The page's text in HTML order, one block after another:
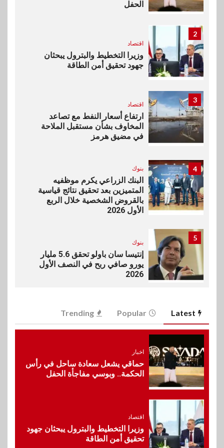
الحفل
2
اقتصاد
وزيرا التخطيط والبترول يبحثان
جهود تحقيق أمن الطاقة
3
اقتصاد
ارتفاع أسعار النفط مع تصاعد
المخاوف بشأن مستقبل الملاحة
في مضيق هرمز
4 بنوك
البنك الزراعي يكرم موظفيه
المتميزين بعد تحقيق نتائج قياسية
بالقروض الشخصية خلال الربع
الأول 2026
5
بنوك
إنتيسا سان باولو تحقق 5.6 مليار
يورو صافي ربح في النصف الأول
2026
غرفة القاهرة تنظم ندوة إلكترونية
لدعم الصادرات وتحقيق
7
بنوك
8
بنوك
Latest
Popular
Trending
اخبار
حماقي يشعل سعادة ساحل في رأس
الحكمة.. وبوسي مفاجأة الحفل
اقتصاد
وزيرا التخطيط والبترول يبحثان جهود
تحقيق أمن الطاقة